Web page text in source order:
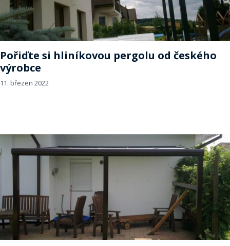
Pořiďte si hliníkovou pergolu od českého
výrobce
11. březen 2022